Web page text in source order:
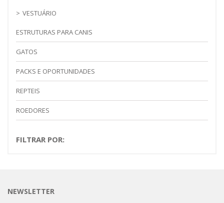
VESTUÁRIO
ESTRUTURAS PARA CANIS
GATOS
PACKS E OPORTUNIDADES
REPTEIS
ROEDORES
FILTRAR POR:
NEWSLETTER